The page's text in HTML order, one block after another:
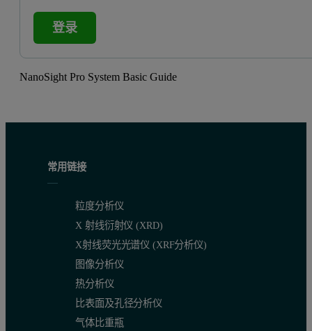
登录
NanoSight Pro System Basic Guide
常用链接
粒度分析仪
X 射线衍射仪 (XRD)
X射线荧光光谱仪 (XRF分析仪)
图像分析仪
热分析仪
比表面及孔径分析仪
气体比重瓶